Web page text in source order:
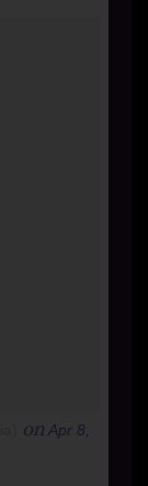
on Apr 8,